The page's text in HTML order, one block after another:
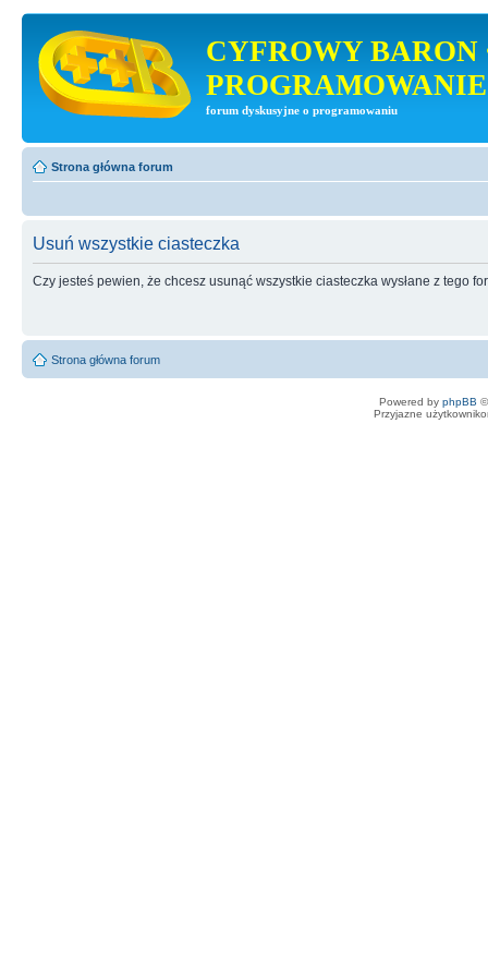
CYFROWY BARON
PROGRAMOWANIE
forum dyskusyjne o programowaniu
Strona główna forum
Usuń wszystkie ciasteczka
Czy jesteś pewien, że chcesz usunąć wszystkie ciasteczka wysłane z tego
Strona główna forum
Powered by phpBB
Przyjazne